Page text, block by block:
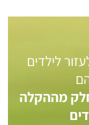
לילדים
מההקלה